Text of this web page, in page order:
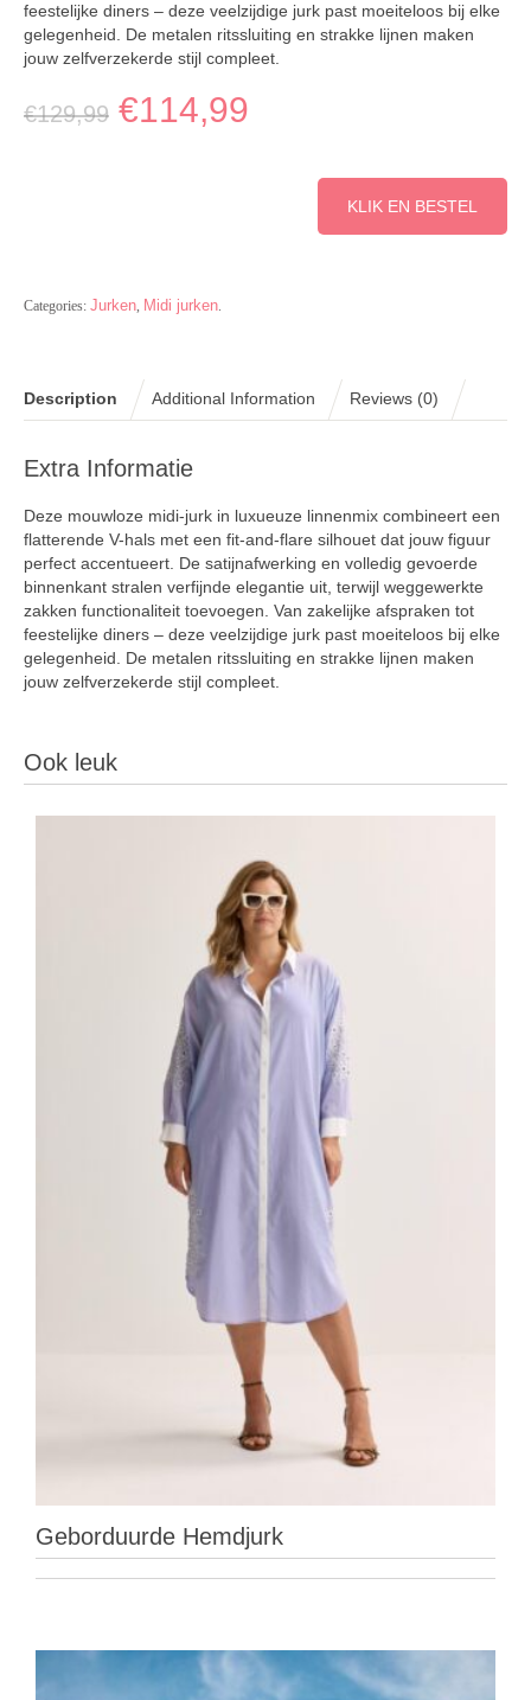
feestelijke diners – deze veelzijdige jurk past moeiteloos bij elke
gelegenheid. De metalen ritssluiting en strakke lijnen maken
jouw zelfverzekerde stijl compleet.
€129,99 €114,99
KLIK EN BESTEL
Categories: Jurken, Midi jurken.
Description Additional Information Reviews (0)
Extra Informatie
Deze mouwloze midi-jurk in luxueuze linnenmix combineert een
flatterende V-hals met een fit-and-flare silhouet dat jouw figuur
perfect accentueert. De satijnafwerking en volledig gevoerde
binnenkant stralen verfijnde elegantie uit, terwijl weggewerkte
zakken functionaliteit toevoegen. Van zakelijke afspraken tot
feestelijke diners – deze veelzijdige jurk past moeiteloos bij elke
gelegenheid. De metalen ritssluiting en strakke lijnen maken
jouw zelfverzekerde stijl compleet.
Ook leuk
Geborduurde Hemdjurk